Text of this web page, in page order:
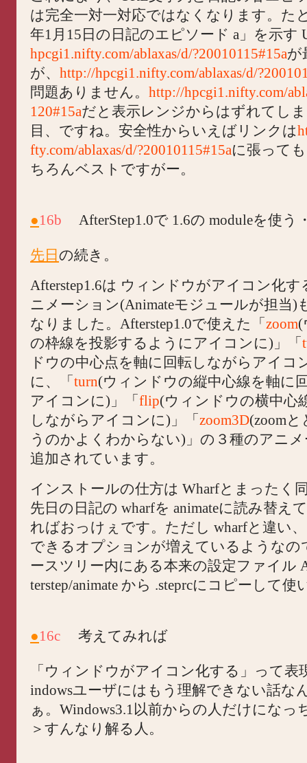
は完全一対一対応ではなくなります。た
年1月15日の日記のエピソード a」を示す
hpcgi1.nifty.com/ablaxas/d/?20010115#15aが
が、 http://hpcgi1.nifty.com/ablaxas/d/
問題ありません。 http://hpcgi1.nifty.com/
120#15aだと表示レンジからはずれてし
目、ですね。安全性からいえばリンクは
fty.com/ablaxas/d/?20010115#15aに張って
ちろんベストですがー。
●16b AfterStep1.0で 1.6の moduleを使う
先日 の続き。
Afterstep1.6は ウィンドウがアイコン化
ニメーション(Animateモジュールが担当)
なりました。Afterstep1.0で使えた「 zoom(
の枠線を投影するようにアイコンに)」「
ドウの中心点を軸に回転しながらアイコ
に、「 turn(ウィンドウの縦中心線を軸に
アイコンに)」「 flip(ウィンドウの横中心
しながらアイコンに)」「 zoom3D(zoom
うのかよくわからない)」の３種のアニ
追加されています。
インストールの仕方は Wharfとまったく
先日の日記の wharfを animateに読み替え
ればおっけぇです。ただし wharfと違い、
できるオプションが増えているようなの
ースツリー内にある本来の設定ファイル
terstep/animate から .steprcにコピーして使
●16c 考えてみれば
「ウィンドウがアイコン化する」って表
indowsユーザにはもう理解できない話な
ぁ。Windows3.1以前からの人だけになっ
＞すんなり解る人。